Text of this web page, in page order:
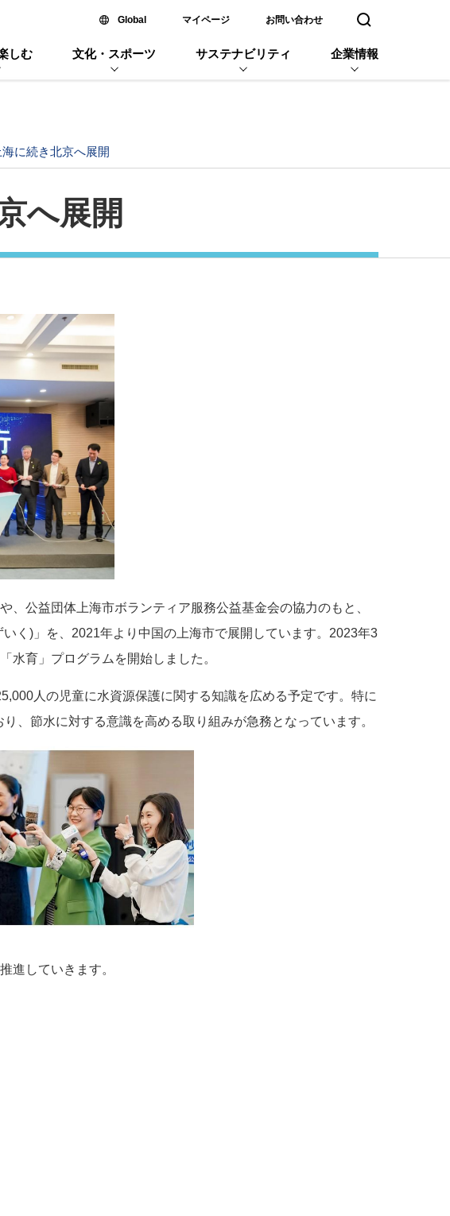
Global新しいウィンドウで開く
マイページ お問い合わせ 検索窓を開く
しむ 文化・スポーツ サステナビリティ 企業情報
に続き北京へ展開
へ展開
公益団体上海市ボランティア服務公益基金会の協力のもと、
く)」を、2021年より中国の上海市で展開しています。2023年3
水育」プログラムを開始しました。
人の児童に水資源保護に関する知識を広める予定です。特に
、節水に対する意識を高める取り組みが急務となっています。
進していきます。